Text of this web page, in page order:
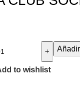
to wishlist